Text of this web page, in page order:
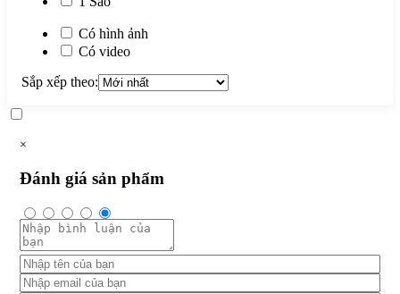
Có hình ảnh
Có video
Sắp xếp theo:
×
Đánh giá sản phẩm